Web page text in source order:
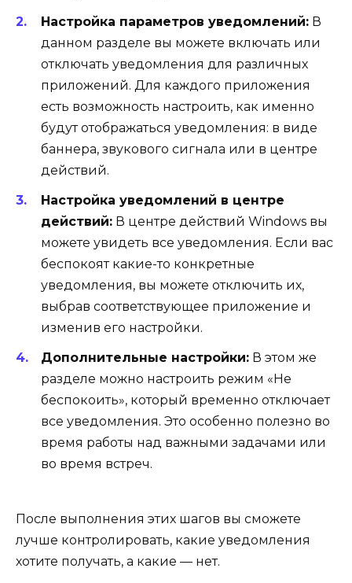
Настройка параметров уведомлений: В
данном разделе вы можете включать или
отключать уведомления для различных
приложений. Для каждого приложения
есть возможность настроить, как именно
будут отображаться уведомления: в виде
баннера, звукового сигнала или в центре
действий.
Настройка уведомлений в центре
действий: В центре действий Windows вы
можете увидеть все уведомления. Если вас
беспокоят какие-то конкретные
уведомления, вы можете отключить их,
выбрав соответствующее приложение и
изменив его настройки.
Дополнительные настройки: В этом же
разделе можно настроить режим «Не
беспокоить», который временно отключает
все уведомления. Это особенно полезно во
время работы над важными задачами или
во время встреч.
После выполнения этих шагов вы сможете
лучше контролировать, какие уведомления
хотите получать, а какие — нет.